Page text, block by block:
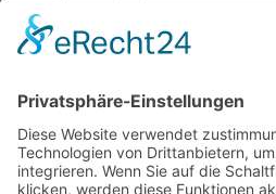
wenn du dich in diesem Board bewegst.
Foren-Übersicht
Alle Zeiten sindUTC+02:00